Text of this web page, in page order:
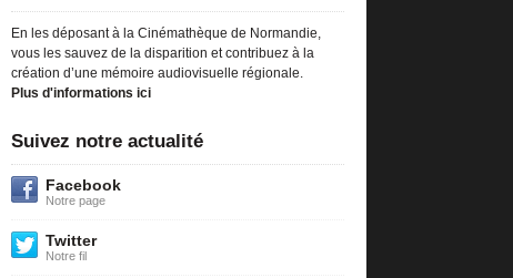
En les déposant à la Cinémathèque de Normandie,
vous les sauvez de la disparition et contribuez à la
création d’une mémoire audiovisuelle régionale.
Plus d'informations ici
Suivez notre actualité
Facebook
Notre page
Twitter
Notre fil